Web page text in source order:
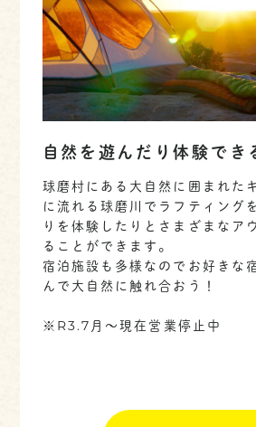
自然を遊んだり体験でき
球磨村にある大自然に囲まれた
に流れる球磨川でラフティング
りを体験したりとさまざまなア
ることができます。
宿泊施設も多様なのでお好きな
んで大自然に触れ合おう！
※R3.7月～現在営業停止中